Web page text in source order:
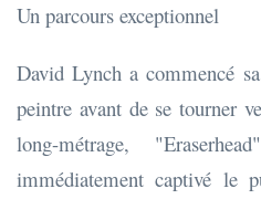
Un parcours exceptionnel
David Lynch a commencé
peintre avant de se tourner
long-métrage,
immédiatement captivé le